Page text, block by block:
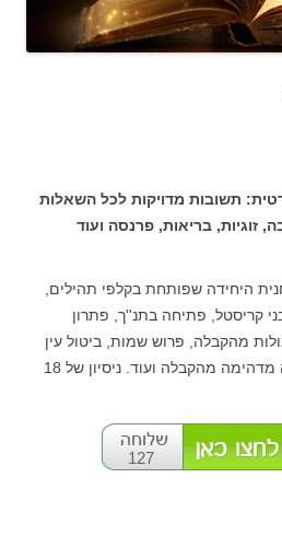
תשובות מדויקות לכל השאלות
זוגיות, בריאות, פרנסה ועוד
היחידה שפותחת בקלפי תהילים,
קריסטל, פתיחה בתנ''ך, פתרון
מהקבלה, פרוש שמות, ביטול עין
הרע בשיטה מדהימה מהקבלה ועוד. ניסיון של 18
127